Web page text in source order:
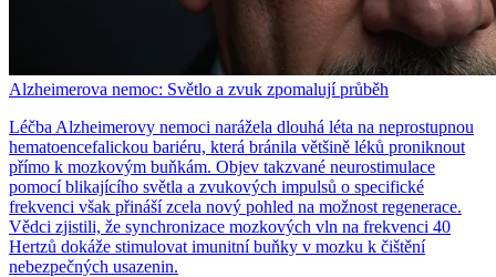
Alzheimerova nemoc: Světlo a zvuk zpomalují průběh
Léčba Alzheimerovy nemoci narážela dlouhá léta na neprostupnou
hematoencefalickou bariéru, která bránila většině léků proniknout
přímo k mozkovým buňkám. Objev takzvané neurostimulace
pomocí blikajícího světla a zvukových impulsů o specifické
frekvenci však přináší zcela nový pohled na možnost regenerace.
Vědci zjistili, že synchronizace mozkových vln na frekvenci 40
Hertzů dokáže stimulovat imunitní buňky v mozku k čištění
nebezpečných usazenin.